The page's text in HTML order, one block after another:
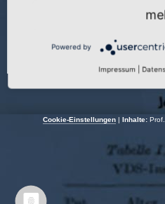
Cookie-Einstellungen | Inhalte:
Powered by
Impressum